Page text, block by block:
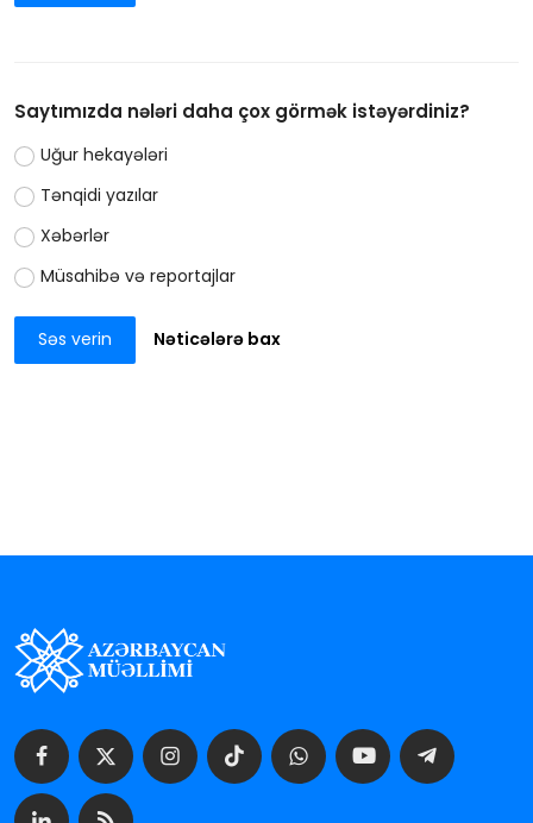
Saytımızda nələri daha çox görmək istəyərdiniz?
Uğur hekayələri
Tənqidi yazılar
Xəbərlər
Müsahibə və reportajlar
Səs verin Nəticələrə bax